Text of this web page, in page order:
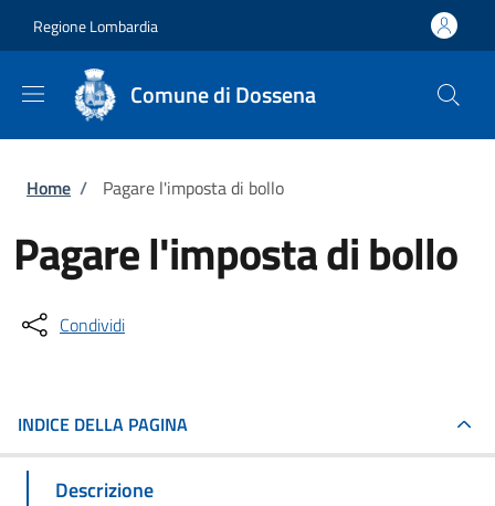
Regione Lombardia
Comune di Dossena
Briciole di pane
Home / Pagare l'imposta di bollo
Pagare l'imposta di bollo
Condividi
INDICE DELLA PAGINA
Descrizione